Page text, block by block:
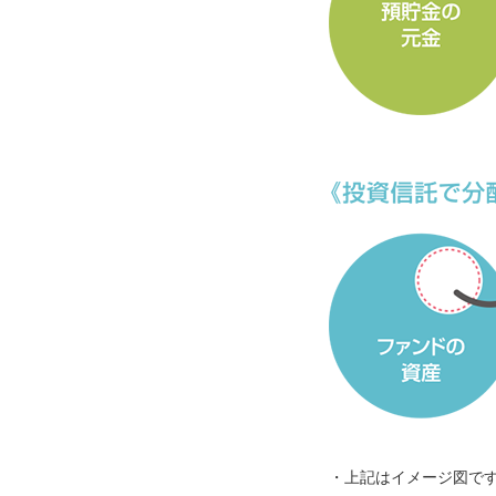
・上記はイメージ図で